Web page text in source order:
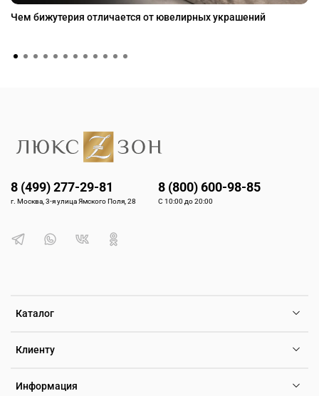
Чем бижутерия отличается от ювелирных украшений
Каталог
Клиенту
Информация
8 (499) 277-29-81
г. Москва, 3-я улица Ямского Поля, 28
8 (800) 600-98-85
С 10:00 до 20:00